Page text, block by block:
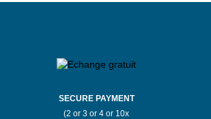
SECURE PAYMENT
(2 or 3 or 4 or 10x